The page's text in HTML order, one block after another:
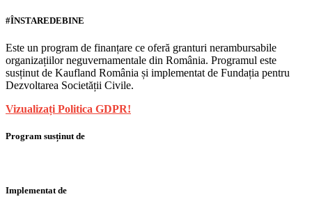
#ÎNSTAREDEBINE
Este un program de finanțare ce oferă granturi nerambursabile
organizațiilor neguvernamentale din România. Programul este
susținut de Kaufland România și implementat de Fundația pentru
Dezvoltarea Societății Civile.
Vizualizați Politica GDPR!
Program susținut de
Implementat de